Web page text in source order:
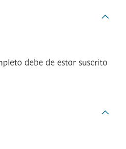
debe de estar suscrito